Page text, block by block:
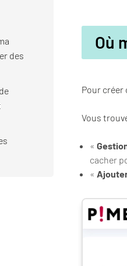
des
Où
Pour créer
Vous
«
cacher
«